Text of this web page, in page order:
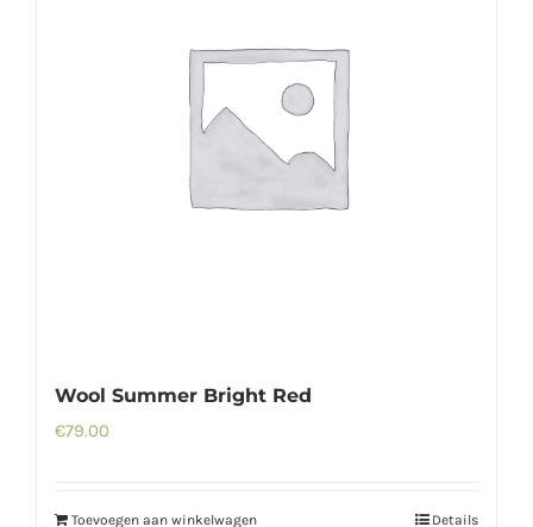
Wool Summer Bright Red
€79.00
Toevoegen aan winkelwagen Details